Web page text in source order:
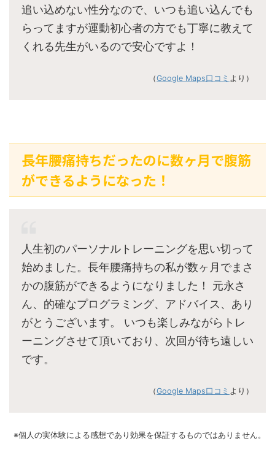
追い込めない性分なので、いつも追い込んでも
らってますが運動初心者の方でも丁寧に教えて
くれる先生がいるので安心ですよ！
（Google Maps口コミ より）
長年腰痛持ちだったのに数ヶ月で腹筋
ができるようになった！
人生初のパーソナルトレーニングを思い切って
始めました。長年腰痛持ちの私が数ヶ月でまさ
かの腹筋ができるようになりました！ 元永さ
ん、的確なプログラミング、アドバイス、あり
がとうございます。 いつも楽しみながらトレ
ーニングさせて頂いており、次回が待ち遠しい
です。
（Google Maps口コミ より）
※個人の実体験による感想であり効果を保証するものではありません。